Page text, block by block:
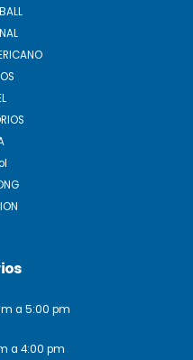
a 5:00 pm
a 4:00 pm